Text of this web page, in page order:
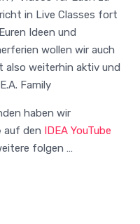
in Live Classes fort
Ideen und
wollen wir auch
also weiterhin aktiv und
Family
haben wir
auf den IDEA YouTube
folgen …